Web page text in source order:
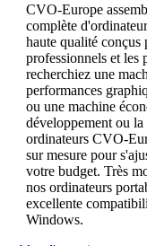
CVO-Europe
complète
haute qualité conçus
professionnels et les
recherchiez une
performances
ou une machine
développement ou
ordinateurs CVO-
sur mesure pour
votre budget. Très
nos ordinateurs
excellente
Windows.